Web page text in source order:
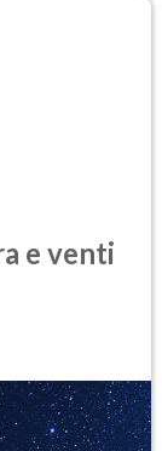
e venti